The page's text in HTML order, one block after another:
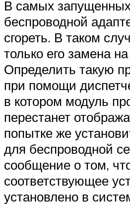
В самых
беспроводной
сгореть. В таком
только его замена
Определить такую
при помощи
в котором модуль
перестанет
попытке же
для беспроводной
сообщение о том,
соответствующее
установлено в